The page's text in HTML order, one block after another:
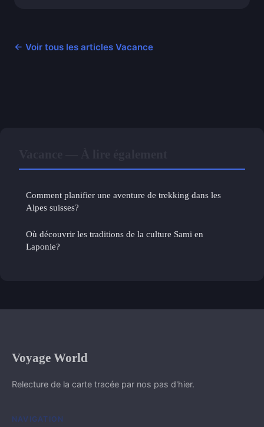
← Voir tous les articles Vacance
Comment planifier une aventure de trekking dans les
Alpes suisses?
Où découvrir les traditions de la culture Sami en
Laponie?
Voyage World
Relecture de la carte tracée par nos pas d'hier.
NAVIGATION